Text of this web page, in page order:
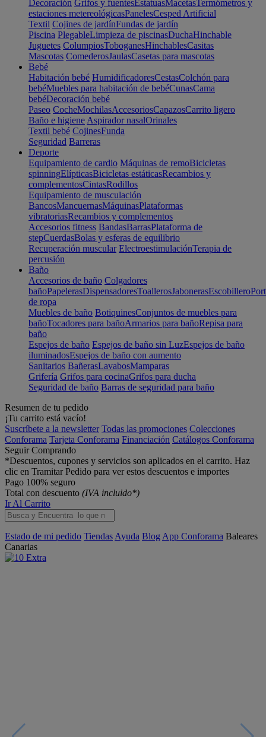
Decoración Grifos y fuentesEstatuasMacetasTermómetros y
estaciones metereológicasPanelesCesped Artificial
Textil Cojines de jardínFundas de jardín
Piscina PlegableLimpieza de piscinasDuchaHinchable
Juguetes ColumpiosToboganesHinchablesCasitas
Mascotas ComederosJaulasCasetas para mascotas
Bebé
Habitación bebé HumidificadoresCestasColchón para
bebéMuebles para habitación de bebéCunasCama
bebéDecoración bebé
Paseo CocheMochilasAccesoriosCapazosCarrito ligero
Baño e higiene Aspirador nasalOrinales
Textil bebé CojinesFunda
Seguridad Barreras
Deporte
Equipamiento de cardio Máquinas de remoBicicletas
spinningElípticasBicicletas estáticasRecambios y
complementosCintasRodillos
Equipamiento de musculación
BancosMancuernasMáquinasPlataformas
vibratoriasRecambios y complementos
Accesorios fitness BandasBarrasPlataforma de
stepCuerdasBolas y esferas de equilibrio
Recuperación muscular ElectroestimulaciónTerapia de
percusión
Baño
Accesorios de baño Colgadores
bañoPapelerasDispensadoresToallerosJabonerasEscobillero
de ropa
Muebles de baño BotiquinesConjuntos de muebles para
bañoTocadores para bañoArmarios para bañoRepisa para
baño
Espejos de baño Espejos de baño sin LuzEspejos de baño
iluminadosEspejos de baño con aumento
Sanitarios BañerasLavabosMamparas
Grifería Grifos para cocinaGrifos para ducha
Seguridad de baño Barras de seguridad para baño
Resumen de tu pedido
¡Tu carrito está vacío!
Suscríbete a la newsletter Todas las promociones Colecciones
Conforama Tarjeta Conforama Financiación Catálogos Conforama
Seguir Comprando
*Descuentos, cupones y servicios son aplicados en el carrito. Haz
clic en Tramitar Pedido para ver estos descuentos e importes
Pago 100% seguro
Total con descuento (IVA incluido*)
Ir Al Carrito
Estado de mi pedido Tiendas Ayuda Blog App Conforama Baleares
Canarias